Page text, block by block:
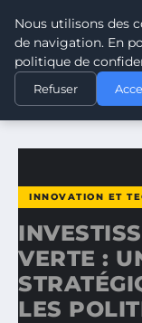
CLIMATE
ACCUEIL
INVESTISSEURS
INNOVATION ET
VERTE :
LES
Nous utilisons des
de navigation. En
politique de
Refuser